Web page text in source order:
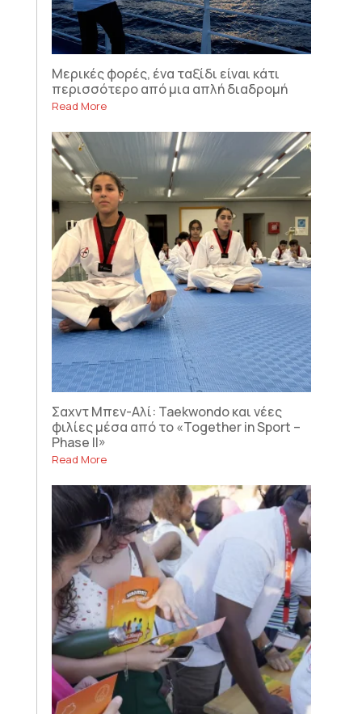
Μερικές φορές, ένα ταξίδι είναι κάτι
περισσότερο από μια απλή διαδρομή
Read More
Σαχντ Μπεν-Αλί: Taekwondo και νέες
φιλίες μέσα από το «Together in Sport –
Phase II»
Read More